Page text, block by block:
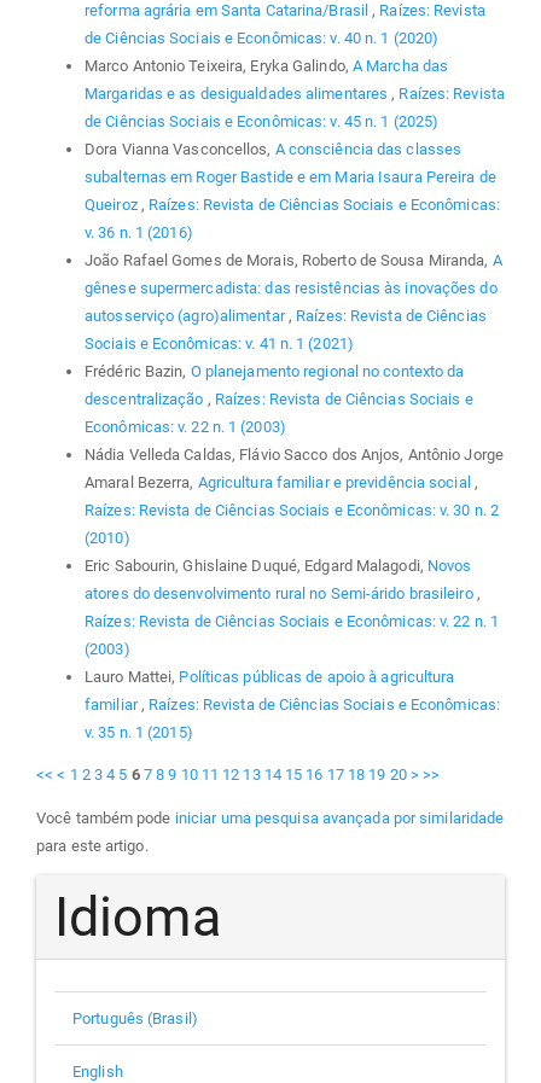
reforma agrária em Santa Catarina/Brasil, Raízes: Revista
de Ciências Sociais e Econômicas: v. 40 n. 1 (2020)
Marco Antonio Teixeira, Eryka Galindo, A Marcha das
Margaridas e as desigualdades alimentares, Raízes: Revista
de Ciências Sociais e Econômicas: v. 45 n. 1 (2025)
Dora Vianna Vasconcellos, A consciência das classes
subalternas em Roger Bastide e em Maria Isaura Pereira de
Queiroz , Raízes: Revista de Ciências Sociais e Econômicas:
v. 36 n. 1 (2016)
João Rafael Gomes de Morais, Roberto de Sousa Miranda, A
gênese supermercadista: das resistências às inovações do
autosserviço (agro)alimentar, Raízes: Revista de Ciências
Sociais e Econômicas: v. 41 n. 1 (2021)
Frédéric Bazin, O planejamento regional no contexto da
descentralização , Raízes: Revista de Ciências Sociais e
Econômicas: v. 22 n. 1 (2003)
Nádia Velleda Caldas, Flávio Sacco dos Anjos, Antônio Jorge
Amaral Bezerra, Agricultura familiar e previdência social ,
Raízes: Revista de Ciências Sociais e Econômicas: v. 30 n. 2
(2010)
Eric Sabourin, Ghislaine Duqué, Edgard Malagodi, Novos
atores do desenvolvimento rural no Semi-árido brasileiro ,
Raízes: Revista de Ciências Sociais e Econômicas: v. 22 n. 1
(2003)
Lauro Mattei, Políticas públicas de apoio à agricultura
familiar, Raízes: Revista de Ciências Sociais e Econômicas:
v. 35 n. 1 (2015)
<< < 1 2 3 4 5 6 7 8 9 10 11 12 13 14 15 16 17 18 19 20 > >>
Você também pode iniciar uma pesquisa avançada por similaridade
para este artigo.
Idioma
Português (Brasil)
English